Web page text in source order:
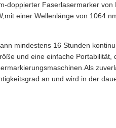
doppierter Faserlasermarker
einer Wellenlänge von 1064
mindestens 16 Stunden
und eine einfache
an und wird in der